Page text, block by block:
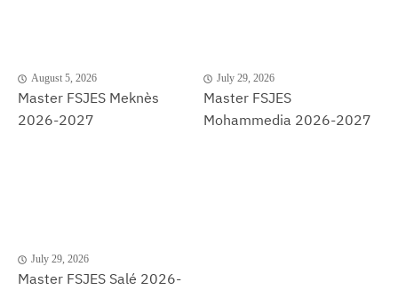
August 5, 2026
Master FSJES Meknès
2026-2027
July 29, 2026
Master FSJES
Mohammedia 2026-2027
July 29, 2026
Master FSJES Salé 2026-